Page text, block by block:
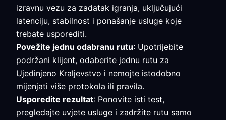
izravnu vezu za zadatak igranja, uključujući
latenciju, stabilnost i ponašanje usluge koje
trebate usporediti.
Povežite jednu odabranu rutu: Upotrijebite
podržani klijent, odaberite jednu rutu za
Ujedinjeno Kraljevstvo i nemojte istodobno
mijenjati više protokola ili pravila.
Usporedite rezultat: Ponovite isti test,
pregledajte uvjete usluge i zadržite rutu samo